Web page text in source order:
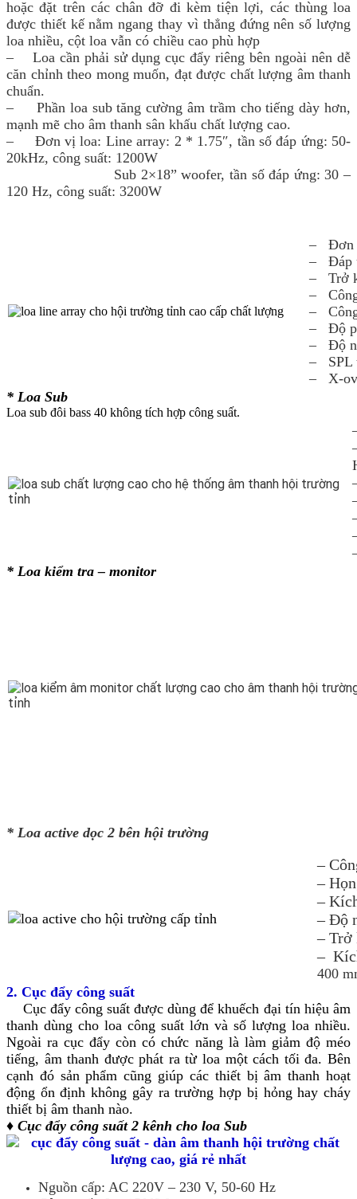
hoặc đặt trên các chân đỡ đi kèm tiện lợi, các thùng loa
được thiết kế nằm ngang thay vì thẳng đứng nên số lượng
loa nhiều, cột loa vẫn có chiều cao phù hợp
– Loa cần phải sử dụng cục đẩy riêng bên ngoài nên dễ
căn chỉnh theo mong muốn, đạt được chất lượng âm thanh
chuẩn.
– Phần loa sub tăng cường âm trầm cho tiếng dày hơn,
mạnh mẽ cho âm thanh sân khấu chất lượng cao.
– Đơn vị loa: Line array: 2 * 1.75″, tần số đáp ứng: 50-
20kHz, công suất: 1200W
Sub 2×18” woofer, tần số đáp ứng:30 –
120 Hz, công suất: 3200W
– Đơn
– Đáp
– Trở
–
–
– Độ
– Độ
– SPL
– X-
* Loa Sub
Loa sub đôi bass 40 không tích hợp công suất.
* Loa kiểm tra – monitor
* Loa active dọc 2 bên hội trường
–
–
–
– Độ
– Trở
–
400
2. Cục đẩy công suất
Cục đẩy công suất được dùng để khuếch đại tín hiệu âm
thanh dùng cho loa công suất lớn và số lượng loa nhiều.
Ngoài ra cục đẩy còn có chức năng là làm giảm độ méo
tiếng, âm thanh được phát ra từ loa một cách tối đa. Bên
cạnh đó sản phẩm cũng giúp các thiết bị âm thanh hoạt
động ổn định không gây ra trường hợp bị hỏng hay cháy
thiết bị âm thanh nào.
♦ Cục đẩy công suất 2 kênh cho loa Sub
Nguồn cấp: AC 220V – 230 V, 50-60 Hz